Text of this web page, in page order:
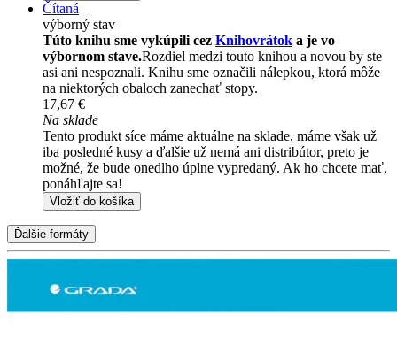
Čítaná
výborný stav
Túto knihu sme vykúpili cez Knihovrátok a je vo
výbornom stave.Rozdiel medzi touto knihou a novou by ste
asi ani nespoznali. Knihu sme označili nálepkou, ktorá môže
na niektorých obaloch zanechať stopy.
17,67 €
Na sklade
Tento produkt síce máme aktuálne na sklade, máme však už
iba posledné kusy a ďalšie už nemá ani distribútor, preto je
možné, že bude onedlho úplne vypredaný. Ak ho chcete mať,
ponáhľajte sa!
Vložiť do košíka
Ďalšie formáty